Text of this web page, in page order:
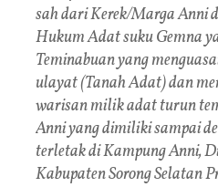
sah dari Kerek/Marga Anni
Hukum Adat suku Gemna
Teminabuan yang
ulayat (Tanah Adat) dan
warisan milik adat turun
Anni yang dimiliki sampai
terletak di Kampung Anni,
Kabupaten Sorong Selatan